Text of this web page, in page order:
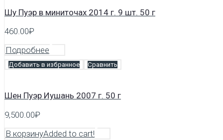
Шу Пуэр в миниточах 2014 г. 9 шт. 50 г
460.00₽
Подробнее
Добавить в избранное Сравнить
Шен Пуэр Иушань 2007 г. 50 г
9,500.00₽
В корзинуAdded to cart!